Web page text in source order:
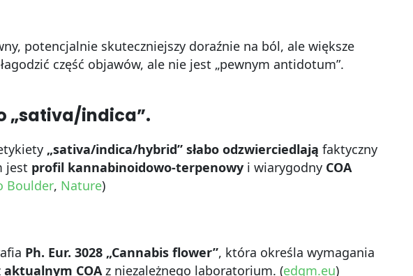
potencjalnie skuteczniejszy doraźnie na ból, ale większe
część objawów, ale nie jest „pewnym antidotum”.
„sativa/indica”.
„sativa/indica/hybrid” słabo odzwierciedlają faktyczny
jest profil kannabinoidowo-terpenowy i wiarygodny COA
Boulder, Nature)
Ph. Eur. 3028 „Cannabis flower”, która określa wymagania
aktualnym COAz niezależnego laboratorium. (edqm.eu)